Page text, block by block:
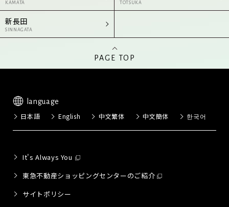
KAMATA TOTSUKA
新長田
SINNAGATA
PAGE TOP
language
日本語 English 中文繁体 中文簡体 한국어
It's Always You
東急不動産ショッピングセンターのご紹介
サイトポリシー